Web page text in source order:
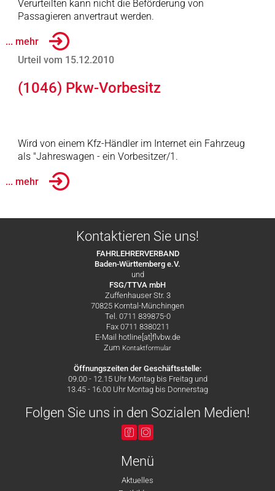
Verurteilten kann nicht die Beförderung von
Passagieren anvertraut werden.
... mehr
Urteil vom 15.12.2010
(1046) Pkw-Vorbesitz
Wird von einem Kfz-Händler im Internet ein Fahrzeug
als "Jahreswagen - ein Vorbesitzer/1.
... mehr
Kontaktieren Sie uns!
FAHRLEHRERVERBAND
Baden-Württemberg e.V.
und
FSG/TTVA mbH
Zuffenhauser Str. 3
70825 Korntal-Münchingen
Tel. 0711 839875-0
Fax 0711 8380211
E-Mail hotline[at]flvbw.de
Zum Kontaktformular
Öffnungszeiten der Geschäftsstelle:
09.00 - 12.15 Uhr Montag bis Freitag und
13.45 - 16.00 Uhr Montag bis Donnerstag
Folgen Sie uns in den Sozialen Medien!
Menü
Aktuelles